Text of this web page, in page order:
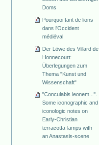
Doms
Pourquoi tant de lions
dans l'Occident
médiéval
Der Löwe des Villard de
Honnecourt:
Überlegungen zum
Thema "Kunst und
Wissenschaft"
"Conculabis leonem...".
Some iconographic and
iconologic notes on
Early-Christian
terracotta-lamps with
an Anastasis-scene